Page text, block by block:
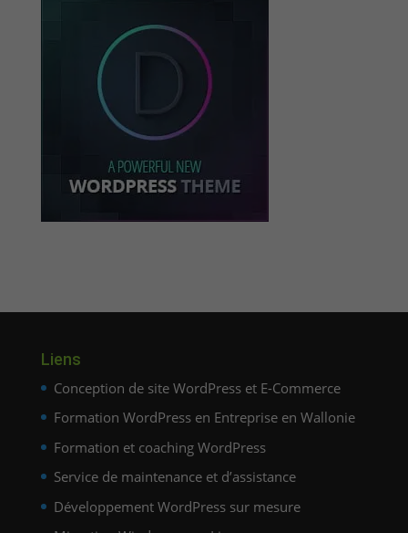
Liens
Conception de site WordPress et E-Commerce
Formation WordPress en Entreprise en Wallonie
Formation et coaching WordPress
Service de maintenance et d’assistance
Développement WordPress sur mesure